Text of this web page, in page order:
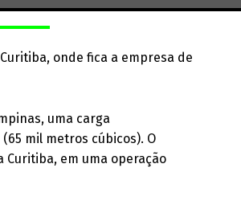
onde fica a empresa de
uma carga
mil metros cúbicos). O
em uma operação